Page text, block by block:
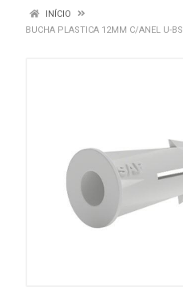
INÍCIO
BUCHA PLASTICA 12MM C/ANEL U-